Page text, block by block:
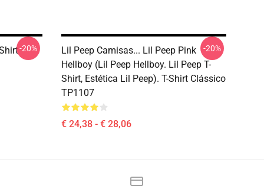
-20%
Lil Peep Camisas... Lil Peep Pink
Hellboy (Lil Peep Hellboy. Lil Peep T-
Shirt, Estética Lil Peep). T-Shirt Clássico
TP1107
€ 24,38 - € 28,06
-20%